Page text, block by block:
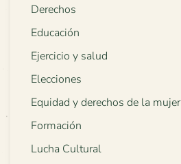
Derechos
Educación
Ejercicio y salud
Elecciones
Equidad y derechos de la mujer
Formación
Lucha Cultural